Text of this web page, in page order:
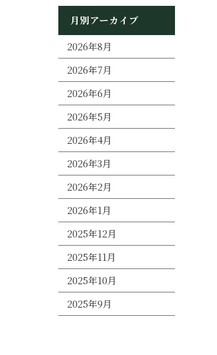
月別アーカイブ
2026年8月
2026年7月
2026年6月
2026年5月
2026年4月
2026年3月
2026年2月
2026年1月
2025年12月
2025年11月
2025年10月
2025年9月